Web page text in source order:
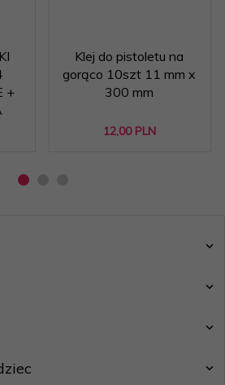
+
Klej do pistoletu na
gorąco 10szt 11 mm x
300 mm
12,00 PLN